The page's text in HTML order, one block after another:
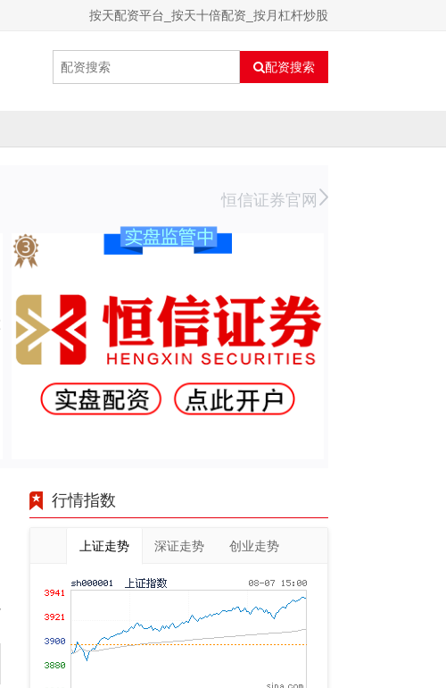
按天配资平台_按天十倍配资_按月杠杆炒股
配资搜索
恒信证券官网
行情指数
上证走势 深证走势 创业走势